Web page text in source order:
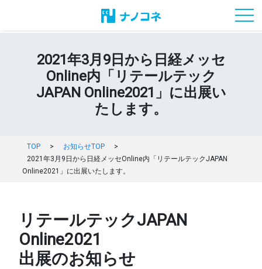
2021年3月9日から日経メッセ
Online内「リテールテック
JAPAN Online2021」に出展い
たします。
TOP > お知らせTOP
>
2021年3月9日から日経メッセOnline内「リテールテックJAPAN
Online2021」に出展いたします。
リテールテックJAPAN
Online2021
出展のお知らせ